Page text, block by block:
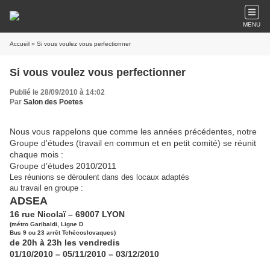
MENU
Accueil » Si vous voulez vous perfectionner
Si vous voulez vous perfectionner
Publié le 28/09/2010 à 14:02
Par Salon des Poetes
Nous vous rappelons que comme les années précédentes, notre
Groupe d'études (travail en commun et en petit comité) se réunit
chaque mois :
Groupe d’études 2010/2011
Les réunions se déroulent dans des locaux adaptés
au travail en groupe :
ADSEA
16 rue Nicolaï – 69007 LYON
(métro Garibaldi, Ligne D
Bus 9 ou 23 arrêt Tchécoslovaques)
de 20h à 23h les vendredis
01/10/2010 – 05/11/2010 – 03/12/2010